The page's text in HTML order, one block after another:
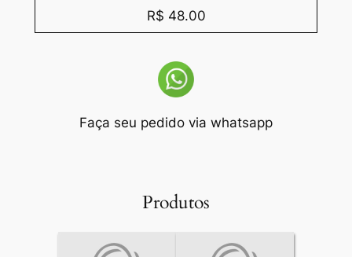
R$ 48.00
Faça seu pedido via whatsapp
Produtos